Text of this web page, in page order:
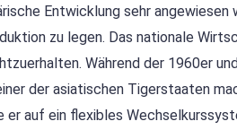
Entwicklung sehr angewiesen
zu legen. Das nationale
Während der 1960er
der asiatischen Tigerstaaten
er auf ein flexibles